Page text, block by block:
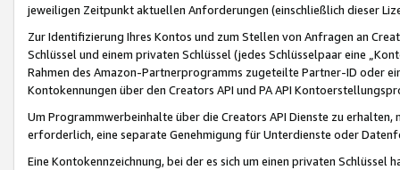
jeweiligen Zeitpunkt aktuellen Anforderungen (einschließlich dieser
Zur Identifizierung Ihres Kontos und zum Stellen von Anfragen an
Schlüssel und einem privaten Schlüssel (jedes Schlüsselpaar eine
Rahmen des Amazon-Partnerprogramms zugeteilte Partner-ID oder
Kontokennungen über den Creators API und PA API
Um Programmwerbeinhalte über die Creators API Dienste zu
erforderlich, eine separate Genehmigung für Unterdienste oder
Eine Kontokennzeichnung, bei der es sich um einen privaten